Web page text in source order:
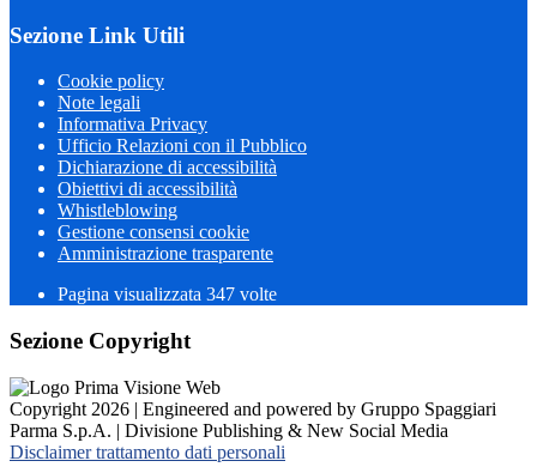
Sezione Link Utili
Cookie policy
Note legali
Informativa Privacy
Ufficio Relazioni con il Pubblico
Dichiarazione di accessibilità
Obiettivi di accessibilità
Whistleblowing
Gestione consensi cookie
Amministrazione trasparente
Pagina visualizzata 347 volte
Sezione Copyright
Copyright 2026 | Engineered and powered by Gruppo Spaggiari
Parma S.p.A. | Divisione Publishing & New Social Media
Disclaimer trattamento dati personali